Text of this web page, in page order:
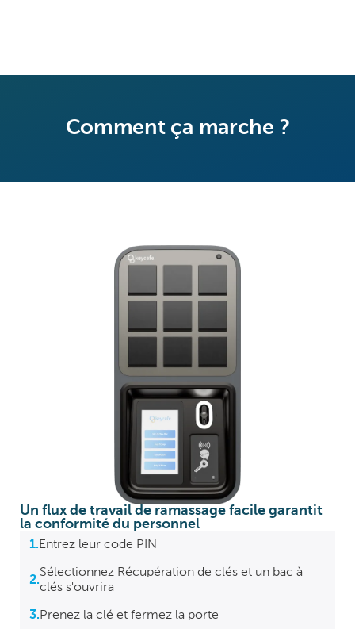
Comment ça marche ?
Un flux de travail de ramassage facile garantit
la conformité du personnel
1.Entrez leur code PIN
2.
Sélectionnez Récupération de clés et un bac à
clés s'ouvrira
3.Prenez la clé et fermez la porte